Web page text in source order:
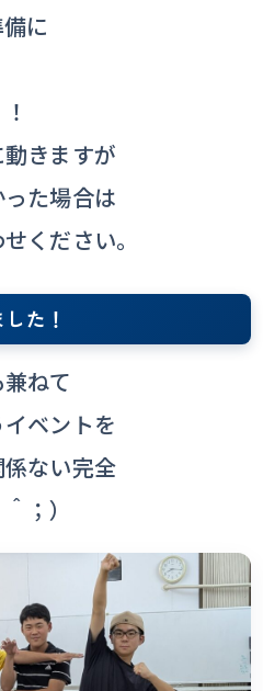
に
きますが
た場合は
ください。
た！
ねて
ベントを
ない完全
；）